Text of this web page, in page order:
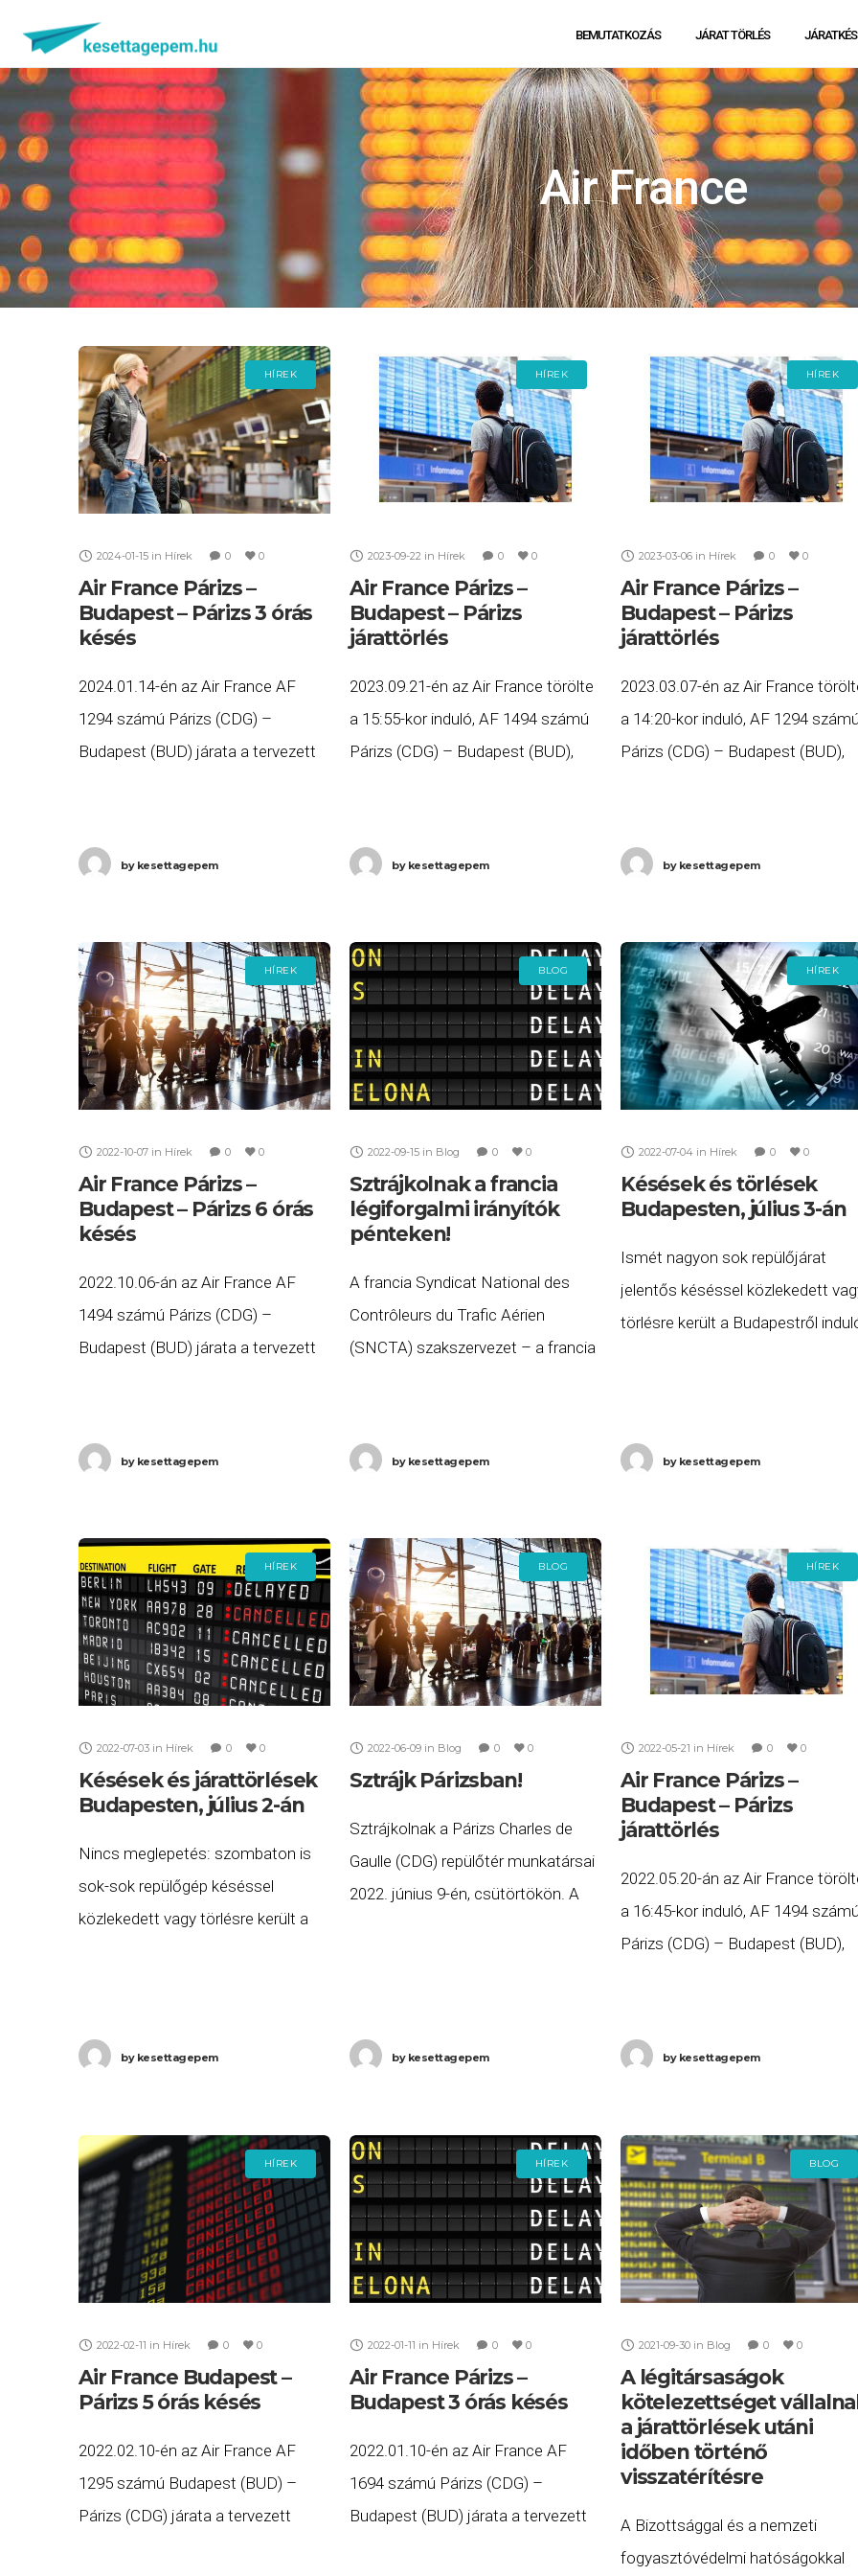
BEMUTATKOZÁS JÁRAT TÖRLÉS
Air France
HÍREK
2024-01-15 in Hírek 0 0
Air France Párizs –
Budapest – Párizs 3 órás
késés
2024.01.14-én az Air France AF
1294 számú Párizs (CDG) –
Budapest (BUD) járata a tervezett
Budapestre, majd az AF 1295
bykesettagepem
HÍREK
2023-09-22 in Hírek 0 0
Air France Párizs –
Budapest – Párizs
járattörlés
2023.09.21-én az Air France törölte
a 15:55-kor induló, AF 1494 számú
Párizs (CDG) – Budapest (BUD),
számú járatait. Ha
bykesettagepem
HÍREK
2023-03-06 in Hírek 0 0
Air France Párizs –
Budapest – Párizs
járattörlés
2023.03.07-én az Air France
a 14:20-kor induló, AF 1294
Párizs (CDG) – Budapest (BUD),
számú járatait. Ha
bykesettagepem
HÍREK
2022-10-07 in Hírek 0 0
Air France Párizs –
Budapest – Párizs 6 órás
késés
2022.10.06-án az Air France AF
1494 számú Párizs (CDG) –
Budapest (BUD) járata a tervezett
meg Budapestre, majd az AF
bykesettagepem
BLOG
2022-09-15 in Blog 0 0
Sztrájkolnak a francia
légiforgalmi irányítók
pénteken!
A francia Syndicat National des
Contrôleurs du Trafic Aérien
(SNCTA) szakszervezet – a francia
hirdetett 2022. szeptember 16-án,
pénteken. A sztrájkolók
munkakörülményeik
bykesettagepem
HÍREK
2022-07-04 in Hírek 0 0
Késések és törlések
Budapesten, július 3-án
Ismét nagyon sok repülőjárat
jelentős késéssel közlekedett
törlésre került a Budapestről
következő.
bykesettagepem
HÍREK
2022-07-03 in Hírek 0 0
Késések és járattörlések
Budapesten, július 2-án
Nincs meglepetés: szombaton is
sok-sok repülőgép késéssel
közlekedett vagy törlésre került a
következő.
bykesettagepem
BLOG
2022-06-09 in Blog 0 0
Sztrájk Párizsban!
Sztrájkolnak a Párizs Charles de
Gaulle (CDG) repülőtér munkatársai
2022. június 9-én, csütörtökön. A
bykesettagepem
HÍREK
2022-05-21 in Hírek 0 0
Air France Párizs –
Budapest – Párizs
járattörlés
2022.05.20-án az Air France
a 16:45-kor induló, AF 1494
Párizs (CDG) – Budapest (BUD),
számú járatait. Ha
bykesettagepem
HÍREK
2022-02-11 in Hírek 0 0
Air France Budapest –
Párizs 5 órás késés
2022.02.10-én az Air France AF
1295 számú Budapest (BUD) –
Párizs (CDG) járata a tervezett
HÍREK
2022-01-11 in Hírek 0 0
Air France Párizs –
Budapest 3 órás késés
2022.01.10-én az Air France AF
1694 számú Párizs (CDG) –
Budapest (BUD) járata a tervezett
BLOG
2021-09-30 in Blog 0 0
A légitársaságok
kötelezettséget
a járattörlések utáni
időben történő
visszatérítésre
A Bizottsággal és a nemzeti
fogyasztóvédelmi hatóságokkal